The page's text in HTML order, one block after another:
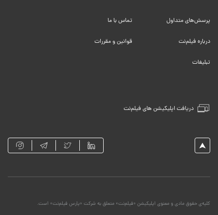
دریافت اپلیکیشن های فیلم‌نت
پرسش‌های متداول تماس با ما
درباره فیلم‌نت قوانین و مقررات
تبلیغات
کلیه‌ی حقوق مادی و معنوی اپلیکیشن «فیلم‌نت» متعلق به شرکت «پارس فیلم‌نت» است.